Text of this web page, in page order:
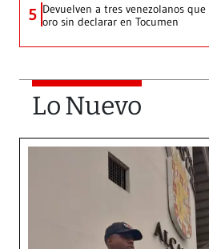
5 Devuelven a tres venezolanos
oro sin declarar en Tocumen
Lo Nuevo